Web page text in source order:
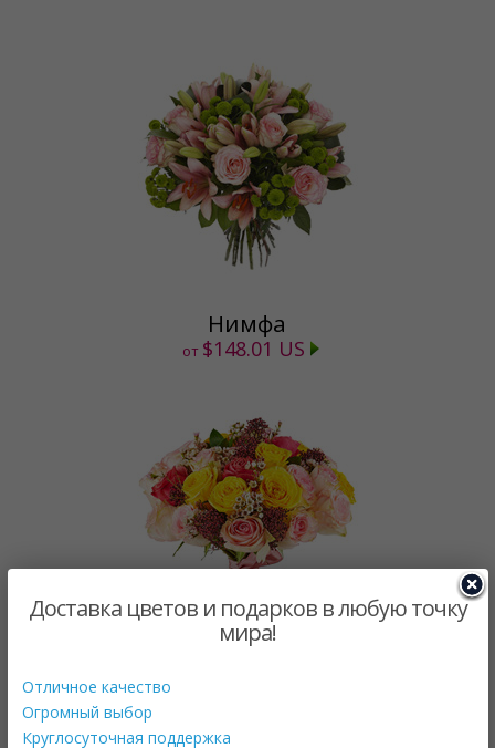
Нимфа
от $148.01 US
Время рандеву
Доставка цветов и подарков в любую точку
мира!
Отличное качество
Огромный выбор
Круглосуточная поддержка